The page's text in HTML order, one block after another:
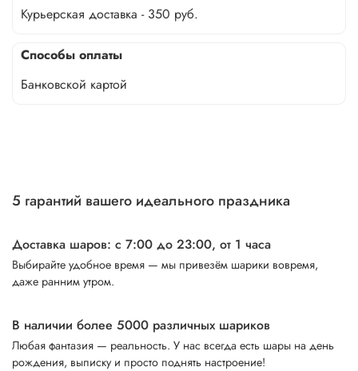
Курьерская доставка - 350 руб.
Способы оплаты
Банковской картой
5 гарантий вашего идеального праздника
Доставка шаров: с 7:00 до 23:00, от 1 часа
Выбирайте удобное время — мы привезём шарики вовремя,
даже ранним утром.
В наличии более 5000 различных шариков
Любая фантазия — реальность. У нас всегда есть шары на день
рождения, выписку и просто поднять настроение!